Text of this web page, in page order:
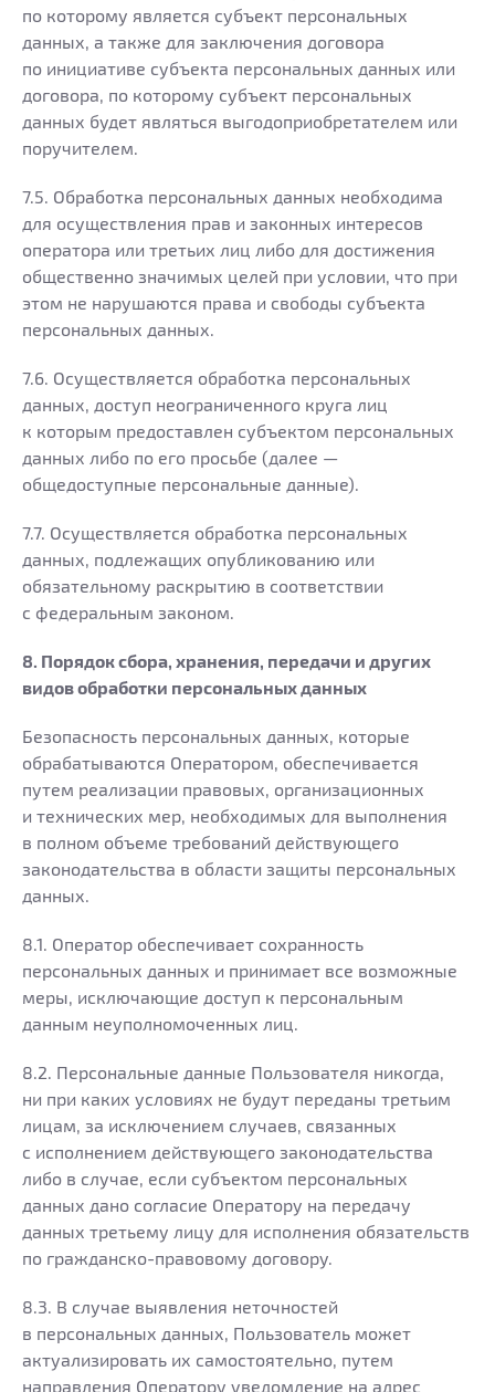
по которому является субъект персональных
данных, а также для заключения договора
по инициативе субъекта персональных данных или
договора, по которому субъект персональных
данных будет являться выгодоприобретателем или
поручителем.
7.5. Обработка персональных данных необходима
для осуществления прав и законных интересов
оператора или третьих лиц либо для достижения
общественно значимых целей при условии, что при
этом не нарушаются права и свободы субъекта
персональных данных.
7.6. Осуществляется обработка персональных
данных, доступ неограниченного круга лиц
к которым предоставлен субъектом персональных
данных либо по его просьбе (далее —
общедоступные персональные данные).
7.7. Осуществляется обработка персональных
данных, подлежащих опубликованию или
обязательному раскрытию в соответствии
с федеральным законом.
8. Порядок сбора, хранения, передачи и других
видов обработки персональных данных
Безопасность персональных данных, которые
обрабатываются Оператором, обеспечивается
путем реализации правовых, организационных
и технических мер, необходимых для выполнения
в полном объеме требований действующего
законодательства в области защиты персональных
данных.
8.1. Оператор обеспечивает сохранность
персональных данных и принимает все возможные
меры, исключающие доступ к персональным
данным неуполномоченных лиц.
8.2. Персональные данные Пользователя никогда,
ни при каких условиях не будут переданы третьим
лицам, за исключением случаев, связанных
с исполнением действующего законодательства
либо в случае, если субъектом персональных
данных дано согласие Оператору на передачу
данных третьему лицу для исполнения обязательств
по гражданско-правовому договору.
8.3. В случае выявления неточностей
в персональных данных, Пользователь может
актуализировать их самостоятельно, путем
направления Оператору уведомление на адрес